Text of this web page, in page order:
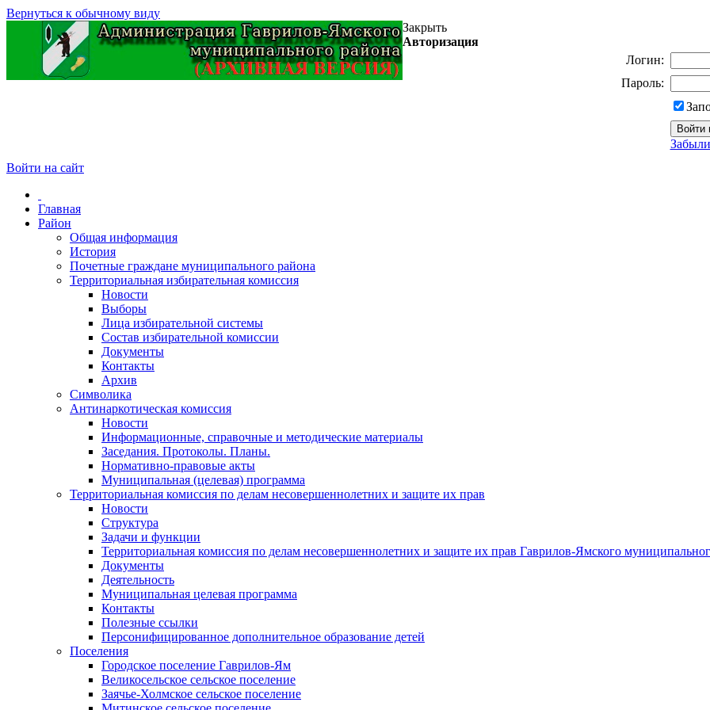
Вернуться к обычному виду
Закрыть
Авторизация
Логин:
Пароль:
Войти на сайт
Главная
Район
Общая информация
История
Почетные граждане муниципального района
Территориальная избирательная комиссия
Новости
Выборы
Лица избирательной системы
Состав избирательной комиссии
Документы
Контакты
Архив
Символика
Антинаркотическая комиссия
Новости
Информационные, справочные и методические материалы
Заседания. Протоколы. Планы.
Нормативно-правовые акты
Муниципальная (целевая) программа
Территориальная комиссия по делам несовершеннолетних и защите их прав
Новости
Структура
Задачи и функции
Территориальная комиссия по делам несовершеннолетних и защите их прав Гаврилов-Ямского
Документы
Деятельность
Муниципальная целевая программа
Контакты
Полезные ссылки
Персонифицированное дополнительное образование детей
Поселения
Городское поселение Гаврилов-Ям
Великосельское сельское поселение
Заячье-Холмское сельское поселение